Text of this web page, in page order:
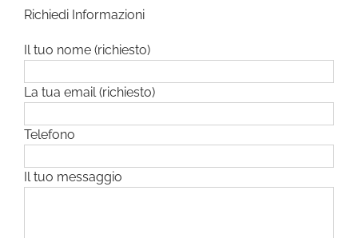
Richiedi Informazioni
Il tuo nome (richiesto)
La tua email (richiesto)
Telefono
Il tuo messaggio